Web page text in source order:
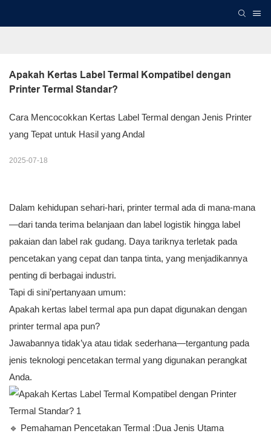
Apakah Kertas Label Termal Kompatibel dengan
Printer Termal Standar?
Cara Mencocokkan Kertas Label Termal dengan Jenis Printer
yang Tepat untuk Hasil yang Andal
2025-07-18
Dalam kehidupan sehari-hari, printer termal ada di mana-mana
—dari tanda terima belanjaan dan label logistik hingga label
pakaian dan label rak gudang. Daya tariknya terletak pada
pencetakan yang cepat dan tanpa tinta, yang menjadikannya
penting di berbagai industri.
Tapi di sini’pertanyaan umum:
Apakah kertas label termal apa pun dapat digunakan dengan
printer termal apa pun?
Jawabannya tidak’ya atau tidak sederhana—tergantung pada
jenis teknologi pencetakan termal yang digunakan perangkat
Anda.
🔹 Pemahaman Pencetakan Termal :Dua Jenis Utama